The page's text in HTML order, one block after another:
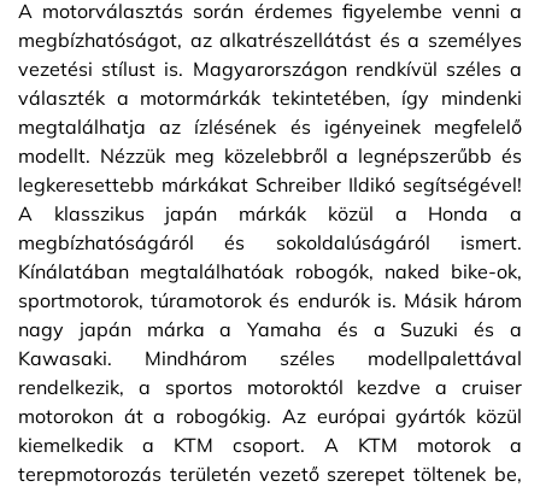
A motorválasztás során érdemes figyelembe venni a
megbízhatóságot, az alkatrészellátást és a személyes
vezetési stílust is. Magyarországon rendkívül széles a
választék a motormárkák tekintetében, így mindenki
megtalálhatja az ízlésének és igényeinek megfelelő
modellt. Nézzük meg közelebbről a legnépszerűbb és
legkeresettebb márkákat Schreiber Ildikó segítségével!
A klasszikus japán márkák közül a Honda a
megbízhatóságáról és sokoldalúságáról ismert.
Kínálatában megtalálhatóak robogók, naked bike-ok,
sportmotorok, túramotorok és endurók is. Másik három
nagy japán márka a Yamaha és a Suzuki és a
Kawasaki. Mindhárom széles modellpalettával
rendelkezik, a sportos motoroktól kezdve a cruiser
motorokon át a robogókig. Az európai gyártók közül
kiemelkedik a KTM csoport. A KTM motorok a
terepmotorozás területén vezető szerepet töltenek be,